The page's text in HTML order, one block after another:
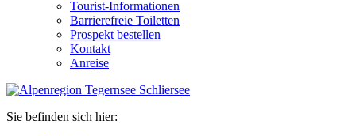
Tourist-Informationen
Barrierefreie Toiletten
Prospekt bestellen
Kontakt
Anreise
Sie befinden sich hier: